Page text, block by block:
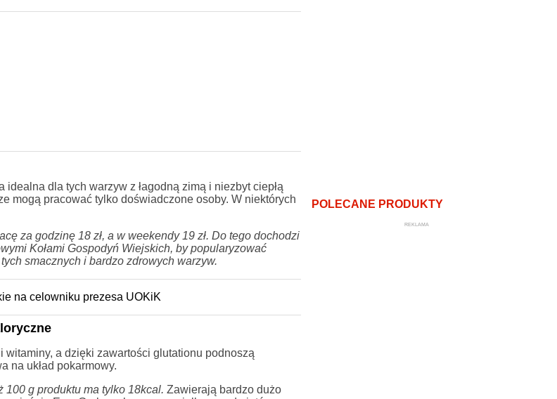
dla tych warzyw z łagodną zimą i niezbyt ciepłą
mogą pracować tylko doświadczone osoby. W niektórych
za godzinę 18 zł, a w weekendy 19 zł. Do tego dochodzi
Kołami Gospodyń Wiejskich, by popularyzować
smacznych i bardzo zdrowych warzyw.
na celowniku prezesa UOKiK
a dzięki zawartości glutationu podnoszą
na układ pokarmowy.
g produktu ma tylko 18kcal. Zawierają bardzo dużo
POLECANE PRODUKTY
REKLAMA